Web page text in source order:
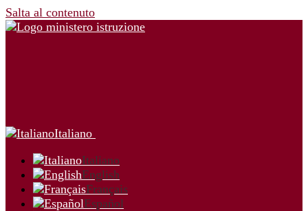
Salta al contenuto
Italiano
Italiano
English
Français
Español